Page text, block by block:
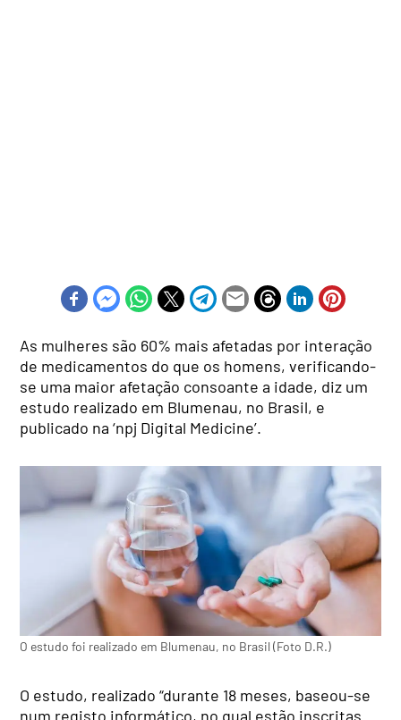
As mulheres são 60% mais afetadas por interação
de medicamentos do que os homens, verificando-
se uma maior afetação consoante a idade, diz um
estudo realizado em Blumenau, no Brasil, e
publicado na ‘npj Digital Medicine’.
O estudo foi realizado em Blumenau, no Brasil (Foto D.R.)
O estudo, realizado “durante 18 meses, baseou-se
num registo informático, no qual estão inscritas